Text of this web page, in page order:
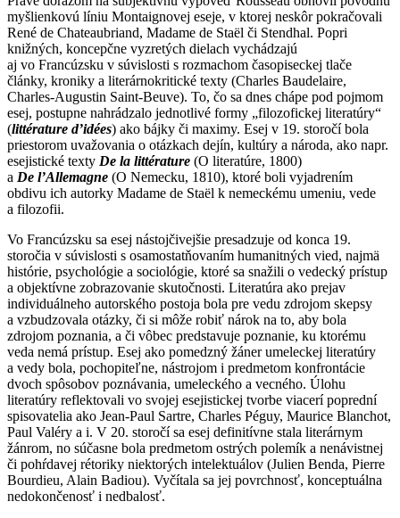
myšlienkovú líniu Montaignovej eseje, v ktorej neskôr pokračovali
René de Chateaubriand, Madame de Staël či Stendhal. Popri
knižných, koncepčne vyzretých dielach vychádzajú
aj vo Francúzsku v súvislosti s rozmachom časopiseckej tlače
články, kroniky a literárnokritické texty (Charles Baudelaire,
Charles-Augustin Saint-Beuve). To, čo sa dnes chápe pod pojmom
esej, postupne nahrádzalo jednotlivé formy „filozofickej literatúry“
(littérature d’idées) ako bájky či maximy. Esej v 19. storočí bola
priestorom uvažovania o otázkach dejín, kultúry a národa, ako napr.
esejistické texty De la littérature (O literatúre, 1800)
a De l’Allemagne (O Nemecku, 1810), ktoré boli vyjadrením
obdivu ich autorky Madame de Staël k nemeckému umeniu, vede
a filozofii.
Vo Francúzsku sa esej nástojčivejšie presadzuje od konca 19.
storočia v súvislosti s osamostatňovaním humanitných vied, najmä
histórie, psychológie a sociológie, ktoré sa snažili o vedecký prístup
a objektívne zobrazovanie skutočnosti. Literatúra ako prejav
individuálneho autorského postoja bola pre vedu zdrojom skepsy
a vzbudzovala otázky, či si môže robiť nárok na to, aby bola
zdrojom poznania, a či vôbec predstavuje poznanie, ku ktorému
veda nemá prístup. Esej ako pomedzný žáner umeleckej literatúry
a vedy bola, pochopiteľne, nástrojom i predmetom konfrontácie
dvoch spôsobov poznávania, umeleckého a vecného. Úlohu
literatúry reflektovali vo svojej esejistickej tvorbe viacerí poprední
spisovatelia ako Jean-Paul Sartre, Charles Péguy, Maurice Blanchot,
Paul Valéry a i. V 20. storočí sa esej definitívne stala literárnym
žánrom, no súčasne bola predmetom ostrých polemík a nenávistnej
či pohŕdavej rétoriky niektorých intelektuálov (Julien Benda, Pierre
Bourdieu, Alain Badiou). Vyčítala sa jej povrchnosť, konceptuálna
nedokončenosť i nedbalosť.